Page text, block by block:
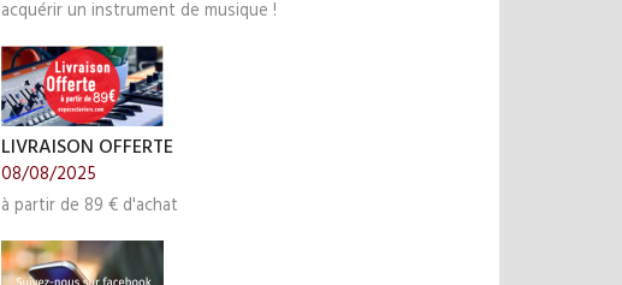
acquérir un instrument de musique !
LIVRAISON OFFERTE
08/08/2025
à partir de 89 € d'achat